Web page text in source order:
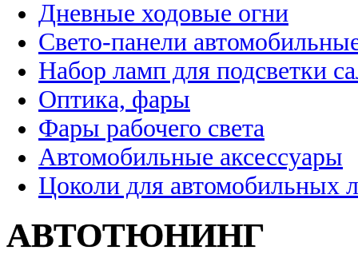
Дневные ходовые огни
Свето-панели
Набор ламп для подсветки
Оптика, фары
Фары рабочего света
Автомобильные аксессуары
Цоколи для автомобильных
АВТОТЮНИНГ